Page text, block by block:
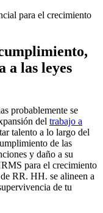
a las leyes
probablemente se
del trabajo a
talento a lo largo del
de las
y daño a su
para el crecimiento
RR. HH. se alineen a
de tu